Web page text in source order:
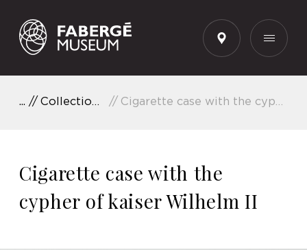
EN
Collection Highlights Cigarette case with the cypher of kaiser Wilhelm II
Cigarette case with the
cypher of kaiser Wilhelm II